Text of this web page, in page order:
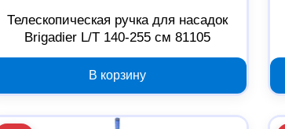
Телескопическая ручка для насадок
Brigadier L/T 140-255 см 81105
В корзину